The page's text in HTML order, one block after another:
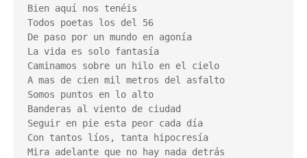
Bien aquí nos tenéis
Todos poetas los del 56
De paso por un mundo en agonía
La vida es solo fantasía
Caminamos sobre un hilo en el cielo
A mas de cien mil metros del asfalto
Somos puntos en lo alto
Banderas al viento de ciudad
Seguir en pie esta peor cada día
Con tantos líos, tanta hipocresía
Mira adelante que no hay nada detrás